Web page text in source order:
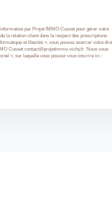
par Projet IMMO Cusset pour gérer votre
la relation client dans le respect des prescriptions
et libertés », vous pouvez exercer votre
Cusset contact@projetimmo-vichy.fr. Nous vous
», sur laquelle vous pouvez vous inscrire ici :